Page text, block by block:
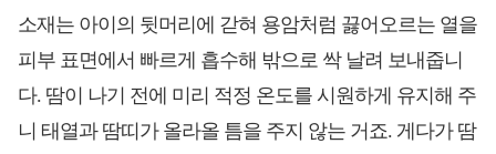
소재는 아이의 뒷머리에 갇혀 용암처럼 끓어오르는 열을
피부 표면에서 빠르게 흡수해 밖으로 싹 날려 보내줍니
다. 땀이 나기 전에 미리 적정 온도를 시원하게 유지해 주
니 태열과 땀띠가 올라올 틈을 주지 않는 거죠. 게다가 땀